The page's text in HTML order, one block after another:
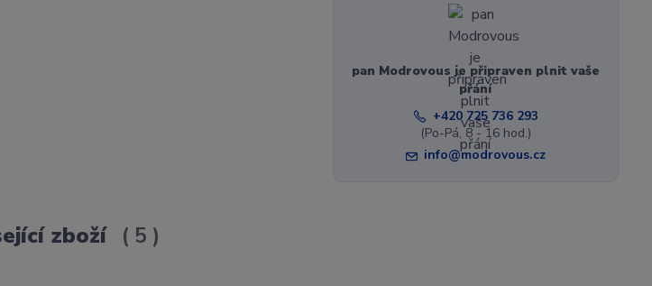
pan Modrovous je připraven plnit vaše
přání
+420 725 736 293
(Po-Pá, 8 - 16 hod.)
info@modrovous.cz
zboží 5